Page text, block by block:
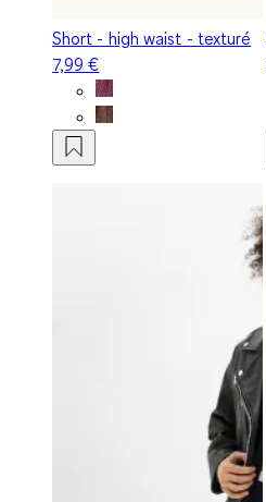
Short - high waist - texturé
7,99 €